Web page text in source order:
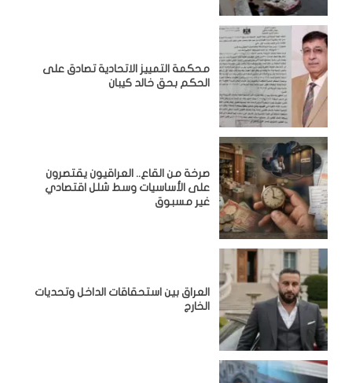
محكمة التمييز الاتحادية تصادق على
الحكم بحق خالد كيبان
صرخة من القاع.. العراقيون يقتصرون
على الأساسيات وسط شلل اقتصادي
غير مسبوق
‏العراق بين استحقاقات الداخل وتحديات
الخارج